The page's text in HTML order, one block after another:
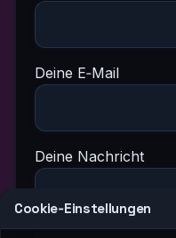
Deine E‑Mail
Deine Nachricht
Cookie‑Einstellungen